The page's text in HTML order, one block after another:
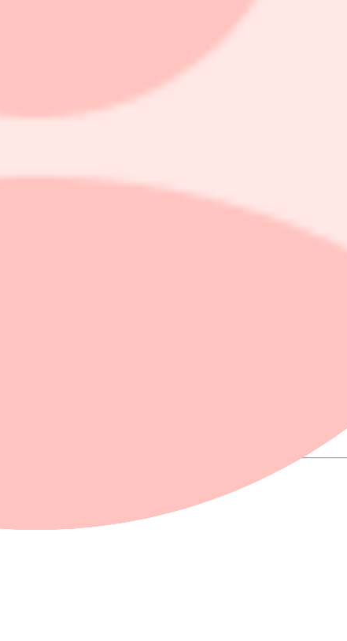
på cirka 600 miljoner kronor, enligt ett pressmeddelande.
till följd av att den blev övertecknad flera gånger.
nya aktier till teckningskursen 38 kronor per aktie.
inom framför allt affärsområdena Data Center och
i den affären är på 29 miljoner dollar, motsvarande 268